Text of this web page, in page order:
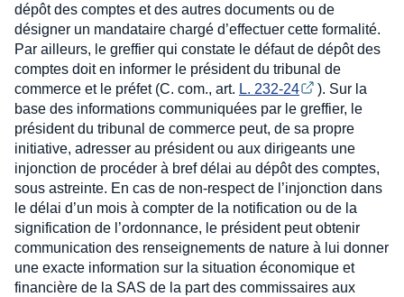
dépôt des comptes et des autres documents ou de
désigner un mandataire chargé d’effectuer cette formalité.
Par ailleurs, le greffier qui constate le défaut de dépôt des
comptes doit en informer le président du tribunal de
commerce et le préfet (C. com., art. L. 232-24
). Sur la
base des informations communiquées par le greffier, le
président du tribunal de commerce peut, de sa propre
initiative, adresser au président ou aux dirigeants une
injonction de procéder à bref délai au dépôt des comptes,
sous astreinte. En cas de non-respect de l’injonction dans
le délai d’un mois à compter de la notification ou de la
signification de l’ordonnance, le président peut obtenir
communication des renseignements de nature à lui donner
une exacte information sur la situation économique et
financière de la SAS de la part des commissaires aux